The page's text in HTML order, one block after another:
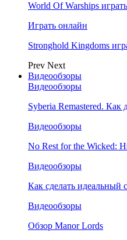
World Of Warships
Играть онлайн
Stronghold Kingdoms
Prev Next
Видеообзоры
Видеообзоры
Syberia Remastered. Как
Видеообзоры
No Rest for the Wicked:
Видеообзоры
Как сделать идеальный
Видеообзоры
Обзор Manor Lords